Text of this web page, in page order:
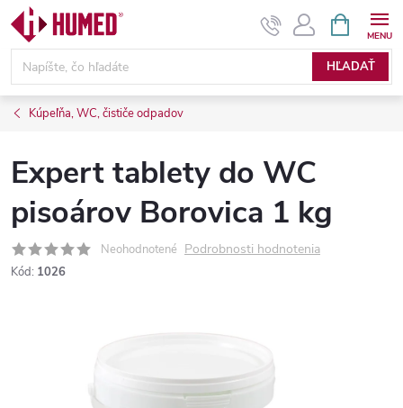
Prejsť
obsah
HĽADAŤ
KOŠÍK
Kúpeľňa, WC, čističe odpadov
Expert tablety do WC
pisoárov Borovica 1 kg
Neohodnotené Podrobnosti hodnotenia
Kód: 1026